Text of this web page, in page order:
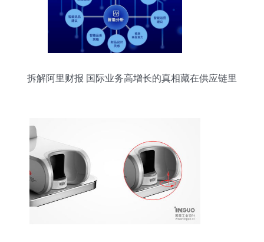
拆解阿里财报 国际业务高增长的真相藏在供应链里